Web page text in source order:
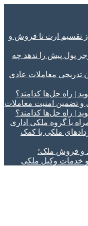
از تقسیم ارث تا فروش و
پول پیش را ندهد چه
تدریجی معاملات عادی
تضمین امنیت معاملات
با گروه ملکی اداری
ملکی با کمک
و فروش ملک؛
خدمات وکیل ملکی